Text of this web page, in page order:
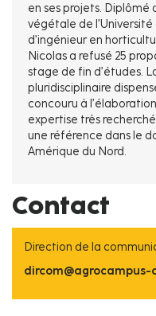
en ses projets. Diplômé
végétale de
d’ingénieur en
Nicolas a refusé 25
stage de fin d’études.
pluridisciplinaire
concouru à
expertise très
une référence dans le
Amérique du Nord.
Contact
Direction de la
dircom@agrocampus-